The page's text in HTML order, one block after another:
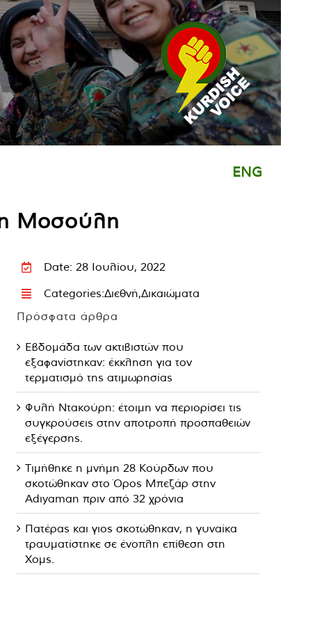
ENG
Μοσούλη
Date: 28 Ιουλίου, 2022
Categories:Διεθνή,Δικαιώματα
Πρόσφατα άρθρα
Εβδομάδα των ακτιβιστών που
εξαφανίστηκαν: έκκληση για τον
τερματισμό της ατιμωρησίας
Φυλή Ντακούρη: έτοιμη να περιορίσει τις
συγκρούσεις στην αποτροπή προσπαθειών
εξέγερσης.
Τιμήθηκε η μνήμη 28 Κούρδων που
σκοτώθηκαν στο Όρος Μπεζάρ στην
Adıyaman πριν από 32 χρόνια
Πατέρας και γιος σκοτώθηκαν, η γυναίκα
τραυματίστηκε σε ένοπλη επίθεση στη
Χομς.